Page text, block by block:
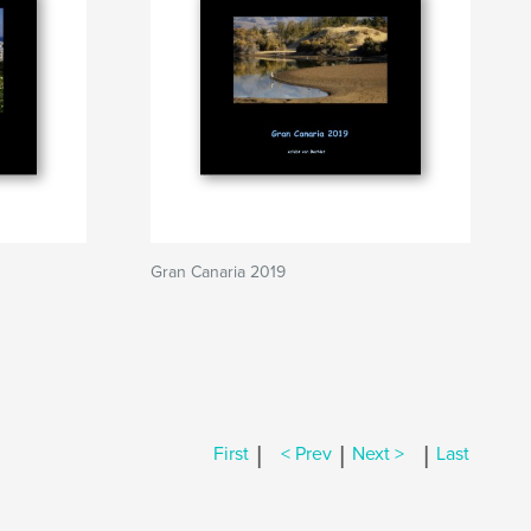
Gran Canaria 2019
First | < Prev | Next > | Last